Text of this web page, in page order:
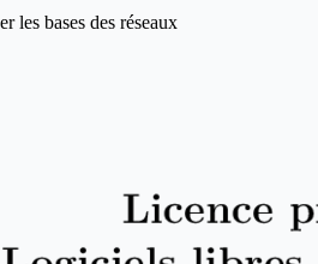
les bases des réseaux